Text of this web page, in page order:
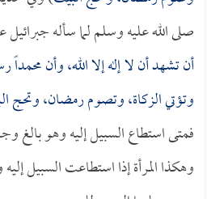
صلى الله عليه وسلم لما سأله
أن تشهد أن لا إله إلا الله، وأن محمداً
وتؤتي الزكاة، وتصوم رمضان، وتحج
فمتى استطاع السبيل إليه وهو بالغ
وهكذا المرأة إذا استطاعت السبيل